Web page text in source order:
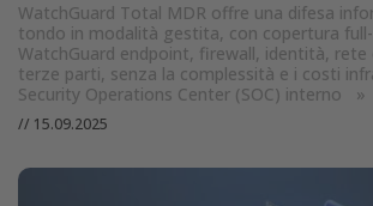
WatchGuard Total MDR offre una difesa
tondo in modalità gestita, con copertura
WatchGuard endpoint, firewall, identità, rete
terze parti, senza la complessità e i costi
Security Operations Center (SOC) interno
»
// 15.09.2025